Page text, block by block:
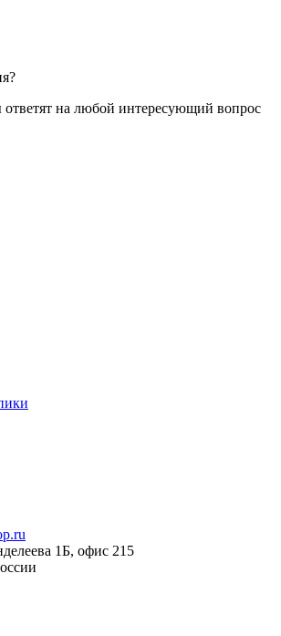
на любой интересующий вопрос
1Б, офис 215